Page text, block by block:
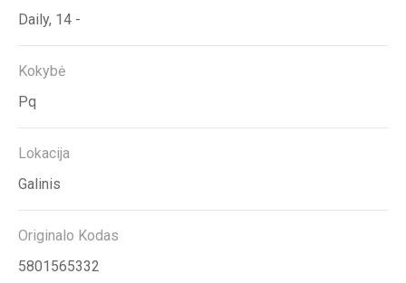
Daily, 14 -
Kokybė
Pq
Lokacija
Galinis
Originalo Kodas
5801565332